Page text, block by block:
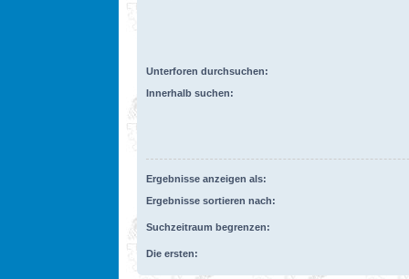
Unterforen durchsuchen:
Innerhalb suchen:
Ergebnisse anzeigen als:
Ergebnisse sortieren nach:
Suchzeitraum begrenzen:
Die ersten: